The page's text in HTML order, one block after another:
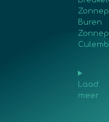
Buren
Laad
meer